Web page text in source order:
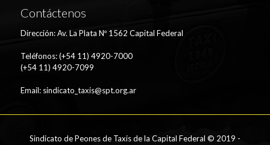
Contáctenos
Dirección: Av. La Plata Nº 1562 Capital Federal
Teléfonos: (+54 11) 4920-7000
(+54 11) 4920-7099
Email: sindicato_taxis@spt.org.ar
Sindicato de Peones de Taxis de la Capital Federal © 2019 -